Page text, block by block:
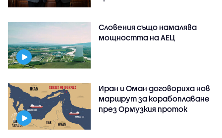
Словения също намалява
мощността на АЕЦ
Иран и Оман договориха нов
маршрут за корабоплаване
през Ормузкия проток